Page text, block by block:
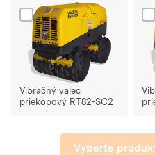
Dodaj produkt Vibračný valec
Vibračný valec
priekopový RT82-SC2
Vyberte